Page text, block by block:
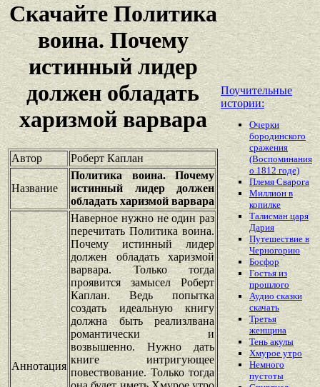
Скачайте Политика
воина. Почему
истинный лидер
должен обладать
харизмой варвара
Автор Роберт Каплан
Название
Политика воина. Почему
истинный лидер должен
обладать харизмой варвара
Аннотация
Наверное нужно не один раз
перечитать Политика воина.
Почему истинный лидер
должен обладать харизмой
варвара. Только тогда
проявится замысел Роберт
Каплан. Ведь попытка
создать идеальную книгу
должна быть реализлвана
романтически и
возвышенно. Нужно дать
книге интригующее
повествование. Только тогда
Поучительные
истории:
Очерки
бородинского
сражения
(Воспоминания
о 1812 годе)
Племя Сварога
Миллион в
копилке
Талисман царя
Дария
Путешествие в
Черногорию
Босфор
Гостья из
прошлого
Аудио сказки
скачать
Третья
женщина
Тень акулы
Хмурое утро
Немного
пустоты